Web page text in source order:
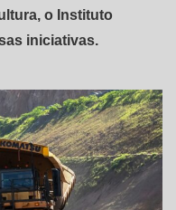
o Instituto
iniciativas.